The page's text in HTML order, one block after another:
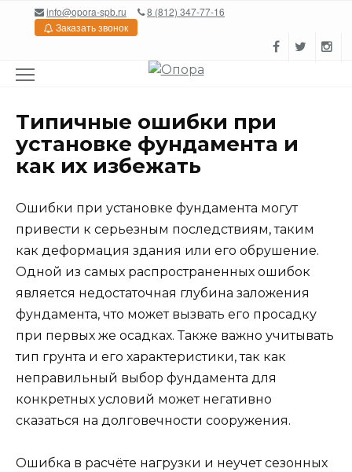
Перейтиinfo@opora-spb.ru
8 (812) 347-77-16
Заказать звонок
Типичные ошибки при
установке фундамента и
как их избежать
Ошибки при установке фундамента могут
привести к серьезным последствиям, таким
как деформация здания или его обрушение.
Одной из самых распространенных ошибок
является недостаточная глубина заложения
фундамента, что может вызвать его просадку
при первых же осадках. Также важно учитывать
тип грунта и его характеристики, так как
неправильный выбор фундамента для
конкретных условий может негативно
сказаться на долговечности сооружения.
Ошибка в расчёте нагрузки и неучет сезонных